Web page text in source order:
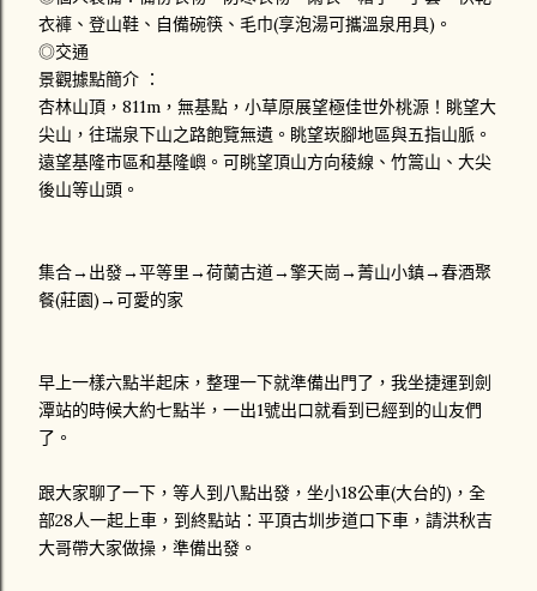
衣褲、登山鞋、自備碗筷、毛巾(享泡湯可攜溫泉用具)。
◎交通
景觀據點簡介 ：
杏林山頂，811m，無基點，小草原展望極佳世外桃源！眺望大
尖山，往瑞泉下山之路飽覽無遺。眺望崁腳地區與五指山脈。
遠望基隆市區和基隆嶼。可眺望頂山方向稜線、竹篙山、大尖
後山等山頭。
集合→出發→平等里→荷蘭古道→擎天崗→菁山小鎮→春酒聚
餐(莊園)→可愛的家
早上一樣六點半起床，整理一下就準備出門了，我坐捷運到劍
潭站的時候大約七點半，一出1號出口就看到已經到的山友們
了。
跟大家聊了一下，等人到八點出發，坐小18公車(大台的)，全
部28人一起上車，到終點站：平頂古圳步道口下車，請洪秋吉
大哥帶大家做操，準備出發。